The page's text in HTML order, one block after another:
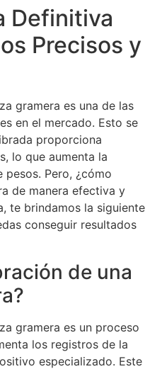
Definitiva
Precisos y
gramera es una de las
en el mercado. Esto se
proporciona
lo que aumenta la
Pero, ¿cómo
de manera efectiva y
te brindamos la siguiente
conseguir resultados
de una
gramera es un proceso
los registros de la
especializado. Este